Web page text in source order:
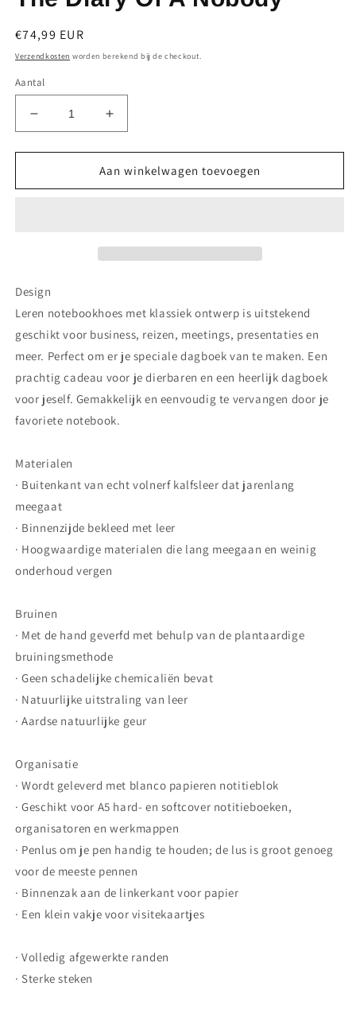
Normale
prijs
€74,99 EUR
Verzendkosten worden berekend bij de checkout.
Aantal
Aantal
verlagen
voor
bruin
blok
The
Diary
Of
A
Nobody
Aantal
verhogen
voor
Donker
bruin
The
Diary
Of
Nobody
Aan winkelwagen toevoegen
Design
Leren notebookhoes met klassiek ontwerp is uitstekend
geschikt voor business, reizen, meetings, presentaties en
meer. Perfect om er je speciale dagboek van te maken. Een
prachtig cadeau voor je dierbaren en een heerlijk dagboek
voor jeself. Gemakkelijk en eenvoudig te vervangen door je
favoriete notebook.
Materialen
· Buitenkant van echt volnerf kalfsleer dat jarenlang
meegaat
· Binnenzijde bekleed met leer
· Hoogwaardige materialen die lang meegaan en weinig
onderhoud vergen
Bruinen
· Met de hand geverfd met behulp van de plantaardige
bruiningsmethode
·Geen schadelijke chemicaliën bevat
· Natuurlijke uitstraling van leer
· Aardse natuurlijke geur
Organisatie
· Wordt geleverd met blanco papieren notitieblok
· Geschikt voor A5 hard- en softcover notitieboeken,
organisatoren en werkmappen
· Penlus om je pen handig te houden; de lus is groot genoeg
voor de meeste pennen
· Binnenzak aan de linkerkant voor papier
· Een klein vakje voor visitekaartjes
· Volledig afgewerkte randen
· Sterke steken